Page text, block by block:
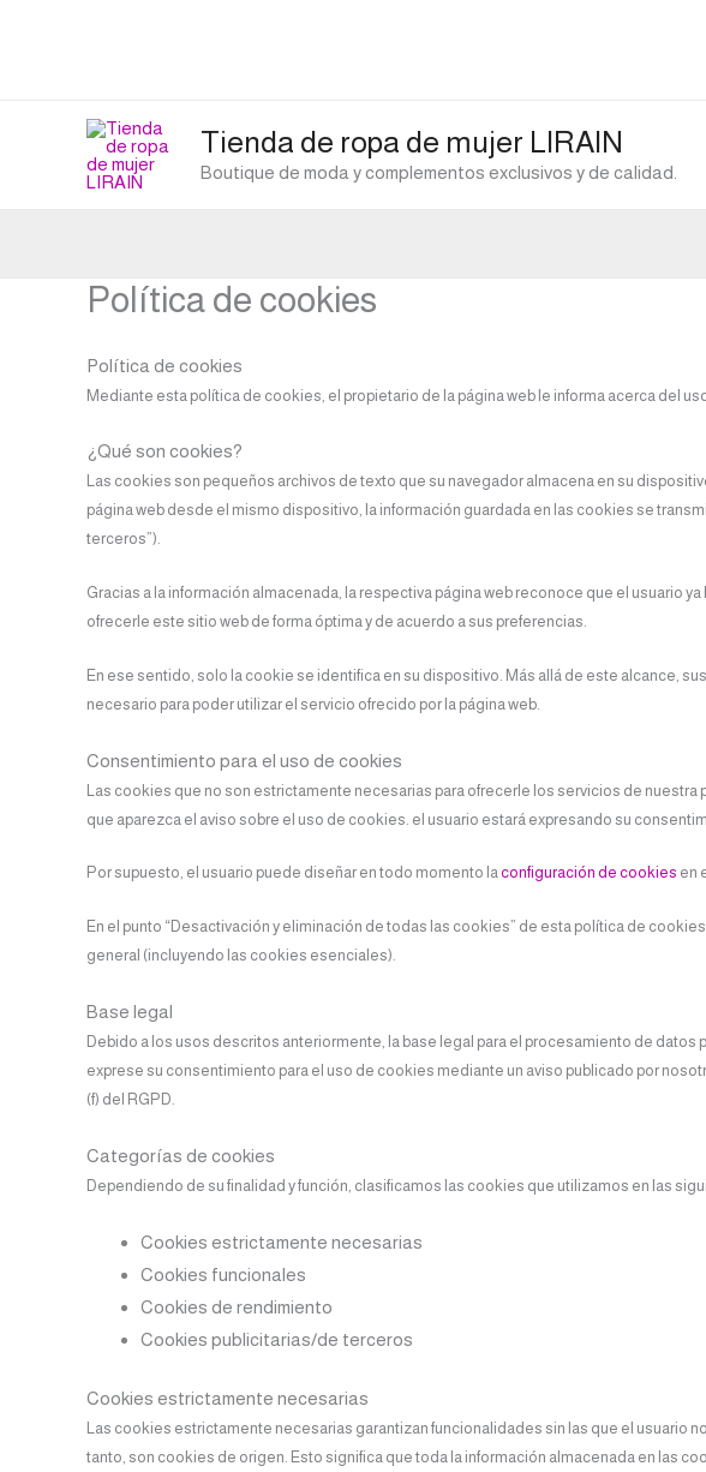
Tienda de ropa de mujer LIRAIN
Boutique de moda y complementos exclusivos y de calidad.
Política de cookies
Política de cookies
Mediante esta política de cookies, el propietario de la página web le informa acerca del
¿Qué son cookies?
Las cookies son pequeños archivos de texto que su navegador almacena en su
página web desde el mismo dispositivo, la información guardada en las cookies se
terceros”).
Gracias a la información almacenada, la respectiva página web reconoce que el usuario
ofrecerle este sitio web de forma óptima y de acuerdo a sus preferencias.
En ese sentido, solo la cookie se identifica en su dispositivo. Más allá de este alcance,
necesario para poder utilizar el servicio ofrecido por la página web.
Consentimiento para el uso de cookies
Las cookies que no son estrictamente necesarias para ofrecerle los servicios de
que aparezca el aviso sobre el uso de cookies. el usuario estará expresando su
Por supuesto, el usuario puede diseñar en todo momento laconfiguración de cookies en
En el punto “Desactivación y eliminación de todas las cookies” de esta política de
general (incluyendo las cookies esenciales).
Base legal
Debido a los usos descritos anteriormente, la base legal para el procesamiento de
exprese su consentimiento para el uso de cookies mediante un aviso publicado por
(f) del RGPD.
Categorías de cookies
Dependiendo de su finalidad y función, clasificamos las cookies que utilizamos en las
Cookies estrictamente necesarias
Cookies funcionales
Cookies de rendimiento
Cookies publicitarias/de terceros
Cookies estrictamente necesarias
Las cookies estrictamente necesarias garantizan funcionalidades sin las que el usuario
tanto, son cookies de origen. Esto significa que toda la información almacenada en las